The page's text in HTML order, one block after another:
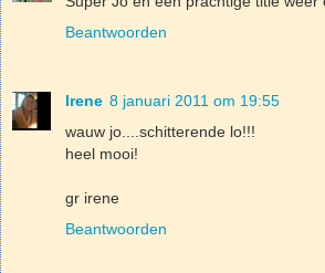
Beantwoorden
Irene 8 januari 2011 om 19:55
wauw jo....schitterende lo!!!
heel mooi!
gr irene
Beantwoorden